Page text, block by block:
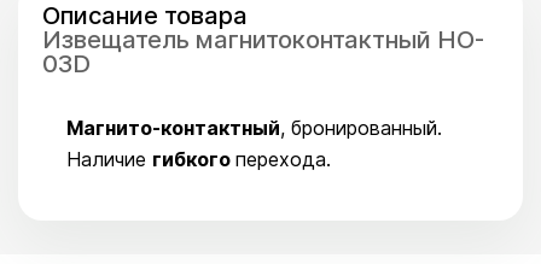
Описание товара
Извещатель магнитоконтактный HO-
03D
Магнито-контактный, бронированный.
Наличие гибкого перехода.